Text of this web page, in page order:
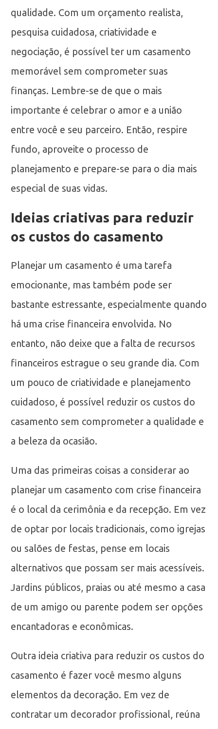
qualidade. Com um orçamento realista,
pesquisa cuidadosa, criatividade e
negociação, é possível ter um casamento
memorável sem comprometer suas
finanças. Lembre-se de que o mais
importante é celebrar o amor e a união
entre você e seu parceiro. Então, respire
fundo, aproveite o processo de
planejamento e prepare-se para o dia mais
especial de suas vidas.
Ideias criativas para reduzir
os custos do casamento
Planejar um casamento é uma tarefa
emocionante, mas também pode ser
bastante estressante, especialmente quando
há uma crise financeira envolvida. No
entanto, não deixe que a falta de recursos
financeiros estrague o seu grande dia. Com
um pouco de criatividade e planejamento
cuidadoso, é possível reduzir os custos do
casamento sem comprometer a qualidade e
a beleza da ocasião.
Uma das primeiras coisas a considerar ao
planejar um casamento com crise financeira
é o local da cerimônia e da recepção. Em vez
de optar por locais tradicionais, como igrejas
ou salões de festas, pense em locais
alternativos que possam ser mais acessíveis.
Jardins públicos, praias ou até mesmo a casa
de um amigo ou parente podem ser opções
encantadoras e econômicas.
Outra ideia criativa para reduzir os custos do
casamento é fazer você mesmo alguns
elementos da decoração. Em vez de
contratar um decorador profissional, reúna